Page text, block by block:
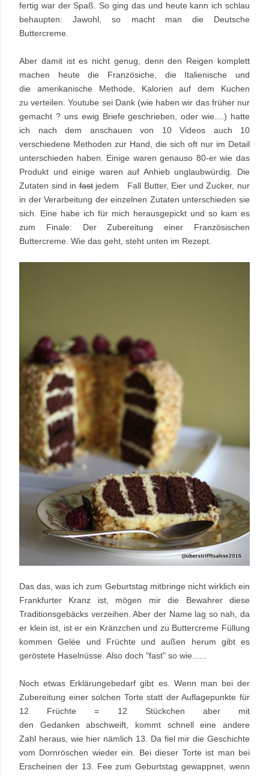
fertig war der Spaß. So ging das und heute kann ich schlau
behaupten: Jawohl, so macht man die Deutsche
Buttercreme.
Aber damit ist es nicht genug, denn den Reigen komplett
machen heute die Französiche, die Italienische und
die amerikanische Methode, Kalorien auf dem Kuchen
zu verteilen. Youtube sei Dank (wie haben wir das früher nur
gemacht ? uns ewig Briefe geschrieben, oder wie....) hatte
ich nach dem anschauen von 10 Videos auch 10
verschiedene Methoden zur Hand, die sich oft nur im Detail
unterschieden haben. Einige waren genauso 80-er wie das
Produkt und einige waren auf Anhieb unglaubwürdig. Die
Zutaten sind infastjedem Fall Butter, Eier und Zucker, nur
in der Verarbeitung der einzelnen Zutaten unterschieden sie
sich. Eine habe ich für mich herausgepickt und so kam es
zum Finale: Der Zubereitung einer Französischen
Buttercreme. Wie das geht, steht unten im Rezept.
Das das, was ich zum Geburtstag mitbringe nicht wirklich ein
Frankfurter Kranz ist, mögen mir die Bewahrer diese
Traditionsgebäcks verzeihen. Aber der Name lag so nah, da
er klein ist, ist er ein Kränzchen und zu Buttercreme Füllung
kommen Gelée und Früchte und außen herum gibt es
geröstete Haselnüsse. Also doch "fast" so wie......
Noch etwas Erklärungebedarf gibt es. Wenn man bei der
Zubereitung einer solchen Torte statt der Auflagepunkte für
12 Früchte = 12 Stückchen aber mit
den Gedanken abschweift, kommt schnell eine andere
Zahl heraus, wie hier nämlich 13. Da fiel mir die Geschichte
vom Dornröschen wieder ein. Bei dieser Torte ist man bei
Erscheinen der 13. Fee zum Geburtstag gewappnet, wenn